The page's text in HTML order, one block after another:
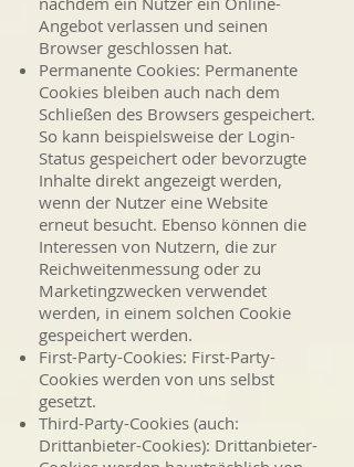
Angebot verlassen und seinen
Browser geschlossen hat.
Permanente Cookies: Permanente
Cookies bleiben auch nach dem
Schließen des Browsers gespeichert.
So kann beispielsweise der Login-
Status gespeichert oder bevorzugte
Inhalte direkt angezeigt werden,
wenn der Nutzer eine Website
erneut besucht. Ebenso können die
Interessen von Nutzern, die zur
Reichweitenmessung oder zu
Marketingzwecken verwendet
werden, in einem solchen Cookie
gespeichert werden.
First-Party-Cookies: First-Party-
Cookies werden von uns selbst
gesetzt.
Third-Party-Cookies (auch:
Drittanbieter-Cookies): Drittanbieter-